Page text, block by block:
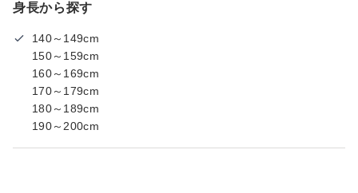
身長から探す
140～149cm
150～159cm
160～169cm
170～179cm
180～189cm
190～200cm